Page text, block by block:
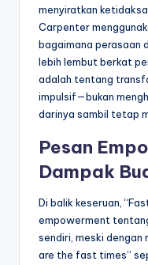
menyiratkan
Carpenter
bagaimana perasaan
lebih lembut berkat
adalah tentang
impulsif—bukan
darinya sambil tetap
Pesan
Dampak
Di balik keseruan,
empowerment
sendiri, meski dengan
are the fast times”